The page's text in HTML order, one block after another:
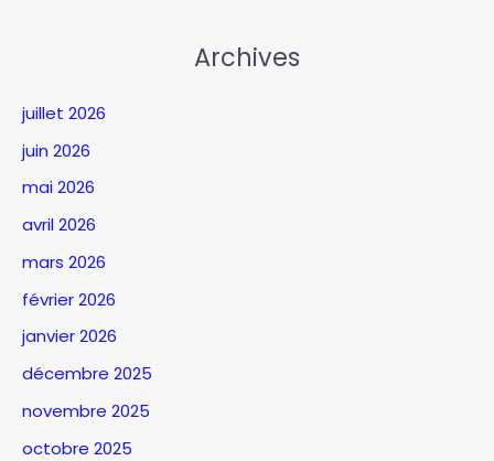
Archives
juillet 2026
juin 2026
mai 2026
avril 2026
mars 2026
février 2026
janvier 2026
décembre 2025
novembre 2025
octobre 2025